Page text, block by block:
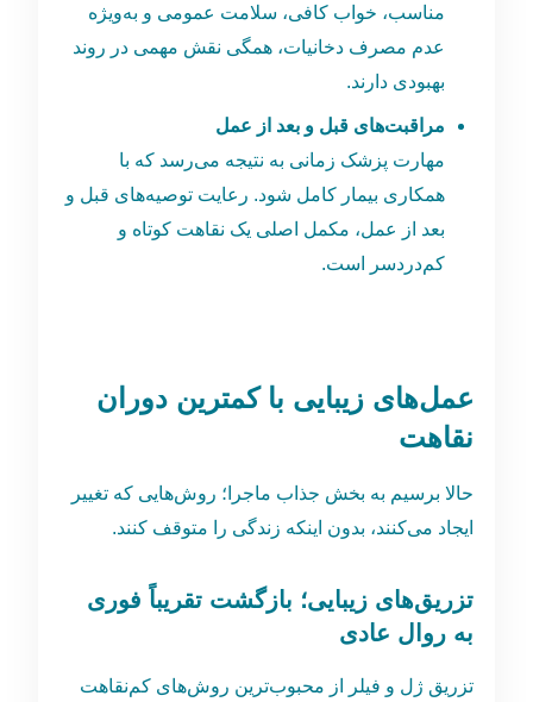
مناسب، خواب کافی، سلامت عمومی و به‌ویژه
عدم مصرف دخانیات، همگی نقش مهمی در روند
بهبودی دارند.
مراقبت‌های قبل و بعد از عمل
مهارت پزشک زمانی به نتیجه می‌رسد که با
همکاری بیمار کامل شود. رعایت توصیه‌های قبل و
بعد از عمل، مکمل اصلی یک نقاهت کوتاه و
کم‌دردسر است.
عمل‌های زیبایی با کمترین دوران
نقاهت
حالا برسیم به بخش جذاب ماجرا؛ روش‌هایی که تغییر
ایجاد می‌کنند، بدون اینکه زندگی را متوقف کنند.
تزریق‌های زیبایی؛ بازگشت تقریباً فوری
به روال عادی
تزریق ژل و فیلر از محبوب‌ترین روش‌های کم‌نقاهت